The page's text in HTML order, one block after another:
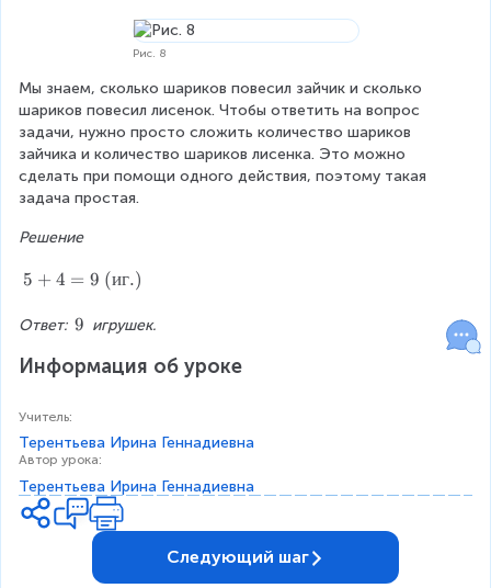
Рис. 8
Мы знаем, сколько шариков повесил зайчик и сколько
шариков повесил лисенок. Чтобы ответить на вопрос
задачи, нужно просто сложить количество шариков
зайчика и количество шариков лисенка. Это можно
сделать при помощи одного действия, поэтому такая
задача простая.
Решение
5
4
9
(
и
г.
)
5 + 4 = 9 (иг.)
Ответ: \
9
9 игрушек.
Информация об уроке
Учитель:
Терентьева Ирина Геннадиевна
Автор урока:
Терентьева Ирина Геннадиевна
Следующий шаг